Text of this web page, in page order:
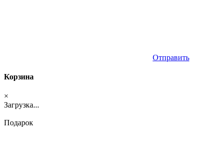
Отправить
Корзина
×
Загрузка...
Подарок